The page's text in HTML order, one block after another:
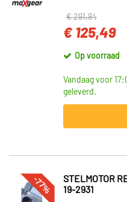
€ 291,84
€ 125,49
Op voorraad
Vandaag voor
geleverd.
-77%
STELMOTOR
19-2931